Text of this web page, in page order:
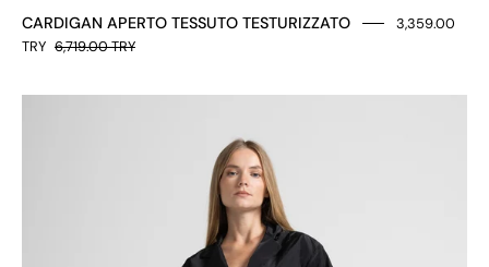
CARDIGAN APERTO TESSUTO TESTURIZZATO
3,359.00
TRY 6,719.00 TRY
BOXY
COLLO
A
REVER